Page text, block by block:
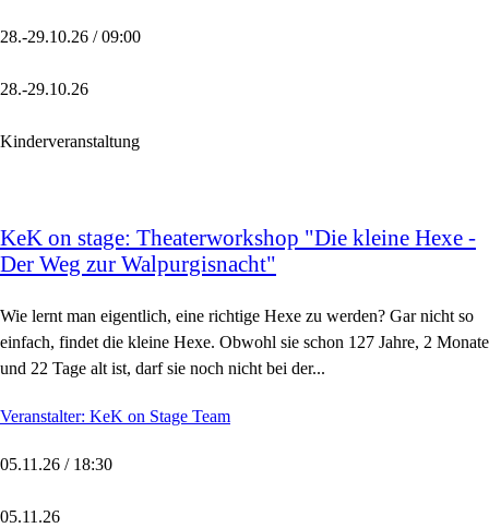
28.-29.10.26 / 09:00
28.-29.10.26
Kinderveranstaltung
KeK on stage: Theaterworkshop "Die kleine Hexe -
Der Weg zur Walpurgisnacht"
Wie lernt man eigentlich, eine richtige Hexe zu werden? Gar nicht so
einfach, findet die kleine Hexe. Obwohl sie schon 127 Jahre, 2 Monate
und 22 Tage alt ist, darf sie noch nicht bei der...
Veranstalter: KeK on Stage Team
05.11.26 / 18:30
05.11.26